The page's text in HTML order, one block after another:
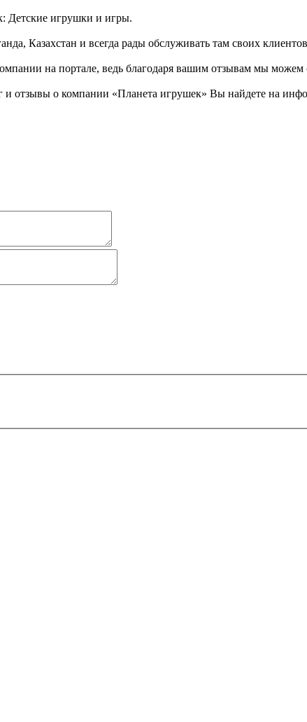
Детские игрушки и игры.
Казахстан и всегда рады обслуживать там своих
на портале, ведь благодаря вашим отзывам мы можем
отзывы о компании «Планета игрушек» Вы найдете на